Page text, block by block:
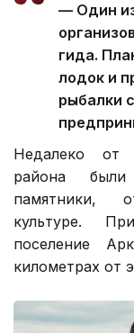
— Один
гида.
лодок и
рыбалки
Недалеко от
района были
памятники,
культуре.
поселение
километрах от